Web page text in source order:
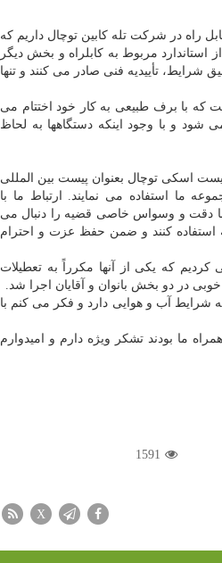
راه در شرکت تله کابین توچال داریم که
توچال است. قسمتی از استاندارد مربوط به کابلراه و بخش دیگر
تأییدیه فنی صادر می کنند و تنها
که با برف طبیعی به کار خود اختتام می
شود و با وجود اینکه دستگاهها به لحاظ
اسکی توچال بعنوان پیست بین المللی
ما استفاده می نمایند. ارتباط ما با
دقت و وسواس خاصی قضیه را دنبال می
استفاده کنند و ضمن حفظ عزت و احترام
کردیم که یکی از آنها مکرراً به تعطیلات
در دو بخش بانوان و آقایان اجرا شد.
شرایط آب و هوایی دارد و فکر می کنم با
ما بودند تشکر ویژه دارم و امیدوارم
1591
X